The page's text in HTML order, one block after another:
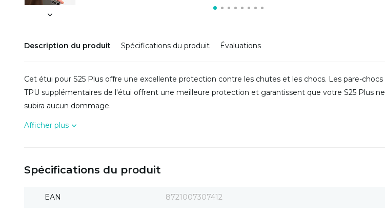
Description du produit Spécifications du produit Évaluations
Cet étui pour S25 Plus offre une excellente protection contre les chutes et les chocs. Les pare-chocs
TPU supplémentaires de l'étui offrent une meilleure protection et garantissent que votre S25 Plus ne
subira aucun dommage.
Afficher plus
Spécifications du produit
EAN 8721007307412